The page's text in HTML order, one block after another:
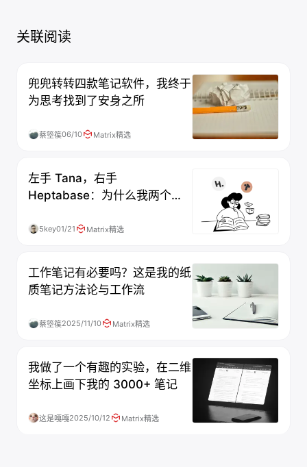
关联阅读
兜兜转转四款笔记软件，我终于
为思考找到了安身之所
蔡箜篌06/10 Matrix精选
左手 Tana，右手
Heptabase：为什么我两个都
5key01/21 Matrix精选
工作笔记有必要吗？这是我的纸
质笔记方法论与工作流
蔡箜篌2025/11/10 Matrix精选
我做了一个有趣的实验，在二维
坐标上画下我的 3000+ 笔记
这是嘎嘎2025/10/12 Matrix精选